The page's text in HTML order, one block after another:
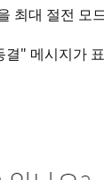
대 절전
" 메시지가